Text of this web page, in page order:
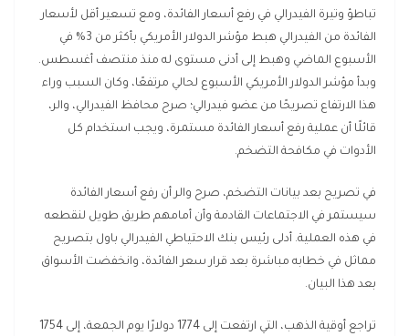
تباطؤ وتيرة الفيدرالي في رفع أسعار الفائدة، ومع تسعير أقل لأسعار
الفائدة من الفيدرالي هبط مؤشر الدولار الأمريكي بأكثر من 3% في
الأسبوع الماضي وهبط إلى أدنى مستوى له منذ منتصف أغسطس.
وبدأ مؤشر الدولار الأمريكي الأسبوع لحالي مرتفعًا، وكان السبب وراء
هذا الارتفاع تصريحًا من عضو فيدرالي؛ صرح محافظ الفيدرالي، والر،
قائلًا أن عملية رفع أسعار الفائدة مستمرة، ويجب استخدام كل
الأدوات في مكافحة التضخم.
في تصريح بعد بيانات التضخم، صرح والر أن رفع أسعار الفائدة
سيستمر في الاجتماعات القادمة وأن أمامهم طريق طويل لنقطعه
في هذه العملية. أدلى رئيس بنك الاحتياطي الفيدرالي باول بتصريح
مماثل في خطابه مباشرة بعد قرار سعر الفائدة، وانخفضت الأسواق
بعد هذا البيان.
تراجع أوقية الذهب، التي ارتفعت إلى 1774 دولارًا يوم الجمعة، إلى 1754